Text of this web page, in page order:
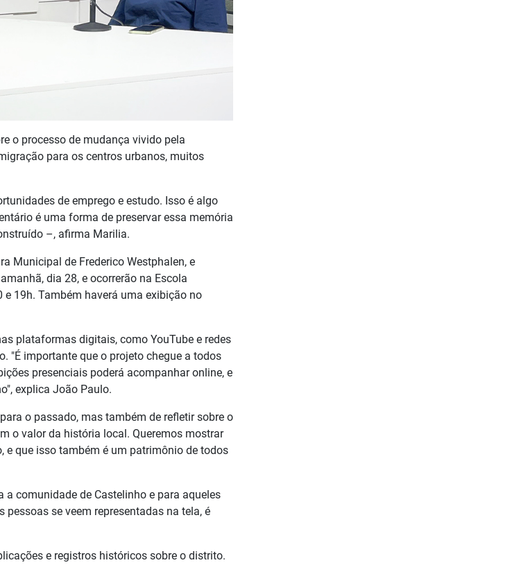
o processo de mudança vivido pela
para os centros urbanos, muitos
de emprego e estudo. Isso é algo
é uma forma de preservar essa memória
–, afirma Marilia.
Municipal de Frederico Westphalen, e
dia 28, e ocorrerão na Escola
19h. Também haverá uma exibição no
plataformas digitais, como YouTube e redes
"É importante que o projeto chegue a todos
presenciais poderá acompanhar online, e
explica João Paulo.
o passado, mas também de refletir sobre o
o valor da história local. Queremos mostrar
e que isso também é um patrimônio de todos
comunidade de Castelinho e para aqueles
se veem representadas na tela, é
e registros históricos sobre o distrito.